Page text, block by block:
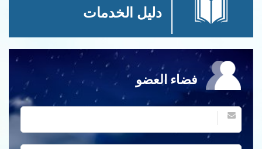
دليل الخدمات
فضاء العضو